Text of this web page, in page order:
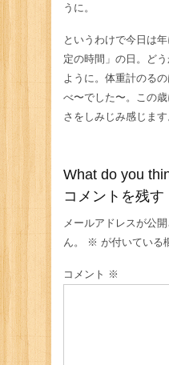
うに。
というわけで今日は
定の時間」の日。ど
ように。体重計のる
べ〜でした〜。この
さをしみじみ感じます
What do you
コメントを残す
メールアドレスが公
ん。
※ が付いている
コメント ※